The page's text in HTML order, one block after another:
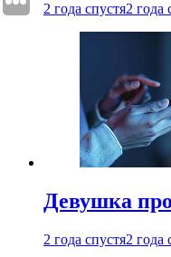
2 года спустя2 года
Девушка
2 года спустя2 года